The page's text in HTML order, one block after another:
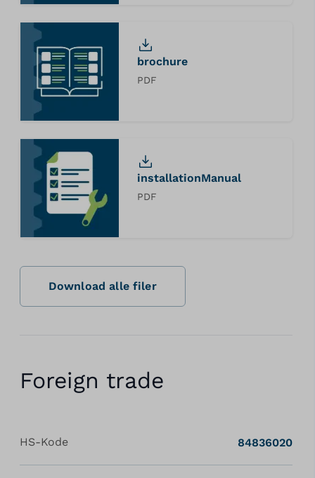
brochure
PDF
installationManual
PDF
Download alle filer
Foreign trade
HS-Kode 84836020